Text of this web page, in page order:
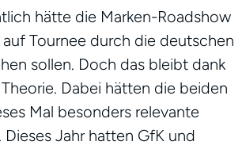
hätte die Marken-Roadshow
Tournee durch die deutschen
sollen. Doch das bleibt dank
Dabei hätten die beiden
Mal besonders relevante
Jahr hatten GfK und